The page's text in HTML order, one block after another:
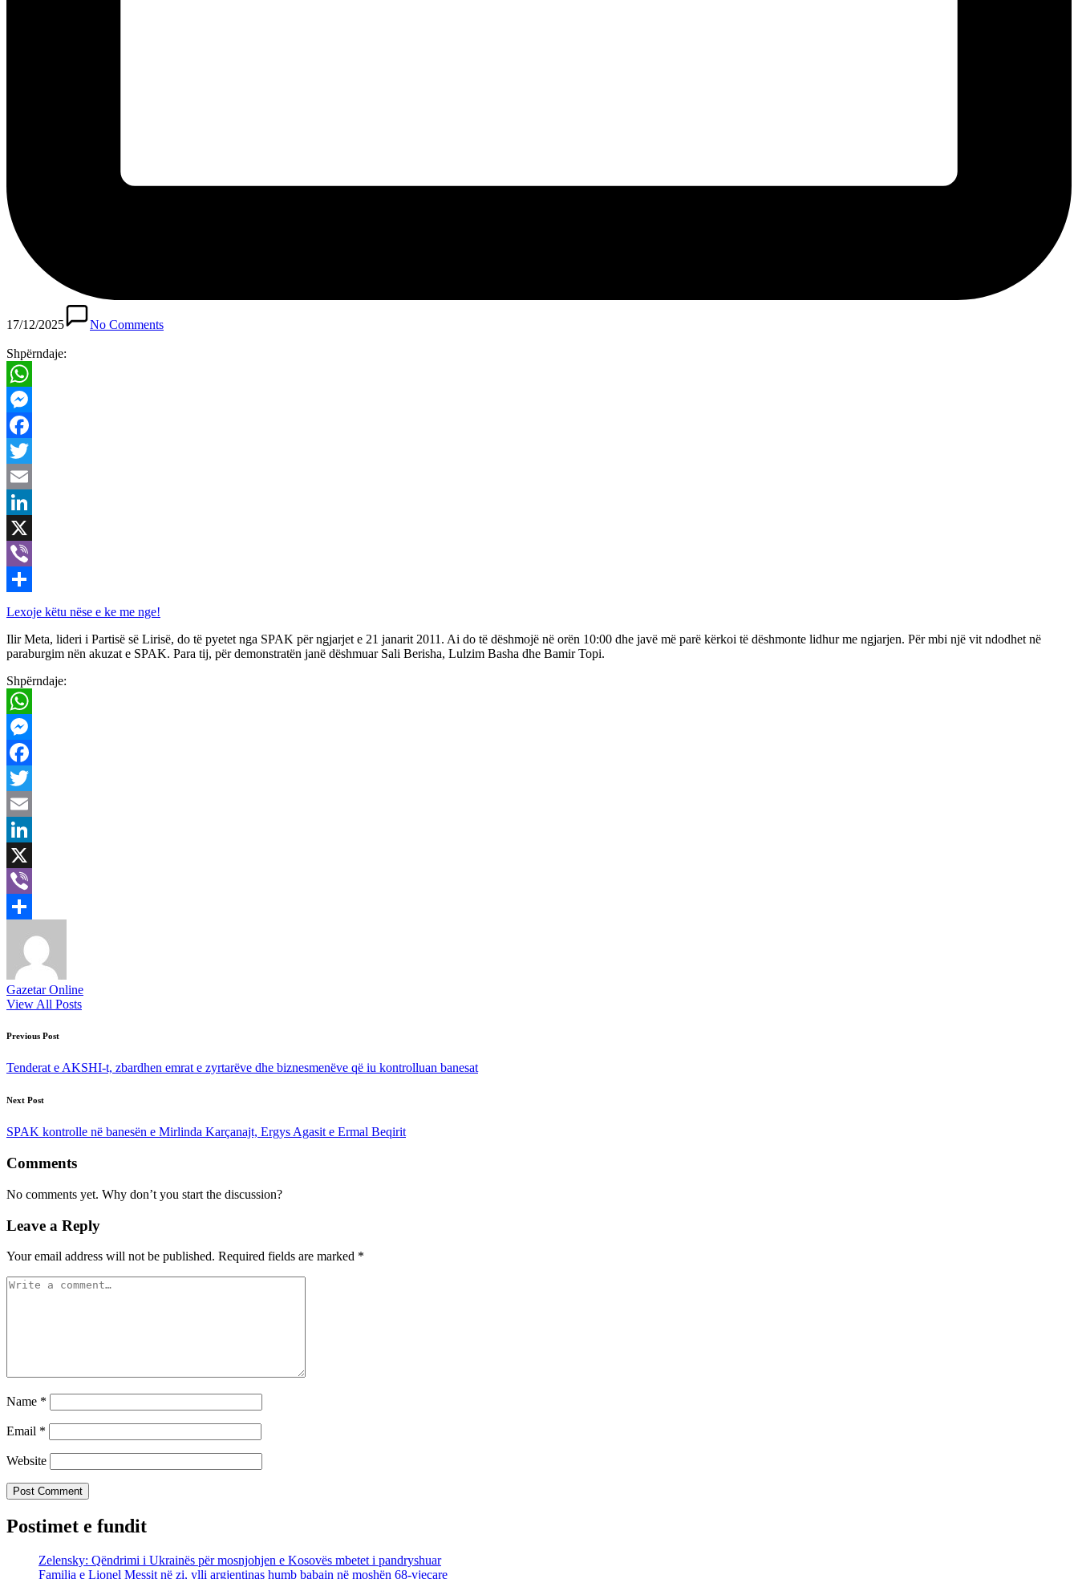
17/12/2025 No Comments
Shpërndaje:
WhatsApp
Messenger
Facebook
Twitter
Email
LinkedIn
X
Viber
Share
Lexoje këtu nëse e ke me nge!
Ilir Meta, lideri i Partisë së Lirisë, do të pyetet nga SPAK për ngjarjet e 21 janarit 2011. Ai do të dëshmojë në orën 10:00 dhe javë më parë kërkoi të dëshmonte lidhur me ngjarjen. Për mbi një vit ndodhet në
paraburgim nën akuzat e SPAK. Para tij, për demonstratën janë dëshmuar Sali Berisha, Lulzim Basha dhe Bamir Topi.
Shpërndaje:
WhatsApp
Messenger
Facebook
Twitter
Email
LinkedIn
X
Viber
Gazetar Online
View All Posts
Post
navigation
Previous Post
Tenderat e AKSHI-t, zbardhen emrat e zyrtarëve dhe biznesmenëve që iu kontrolluan banesat
Next Post
SPAK kontrolle në banesën e Mirlinda Karçanajt, Ergys Agasit e Ermal Beqirit
Comments
No comments yet. Why don’t you start the discussion?
Leave a Reply
Your email address will not be published. Required fields are marked *
Name *
Email *
Website
Postimet e fundit
Zelensky: Qëndrimi i Ukrainës për mosnjohjen e Kosovës mbetet i pandryshuar
Familja e Lionel Messit në zi, ylli argjentinas humb babain në moshën 68-vjeçare